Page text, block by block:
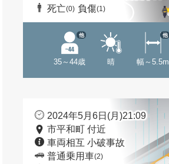
死亡(0) 負傷(1)
35～44歳
他
晴 幅～5.5m
他
2024年5月6日(月)21:09
市平和町 付近
車両相互 小破事故
普通乗用車(2)